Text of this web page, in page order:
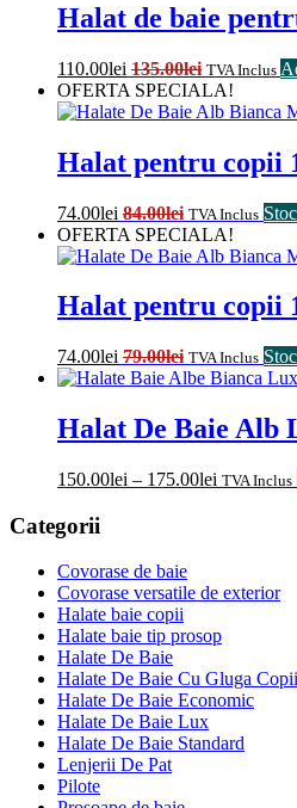
Halat de baie
110.00lei 135.00lei TVA Inclus
OFERTA SPECIALA!
Halat pentru copii
74.00lei 84.00lei TVA Inclus
OFERTA SPECIALA!
Halat pentru copii
74.00lei 79.00lei TVA Inclus
Halat De Baie Alb
150.00lei – 175.00lei TVA Inclus
Categorii
Covorase de baie
Covorase versatile de exterior
Halate baie copii
Halate baie tip prosop
Halate De Baie
Halate De Baie Cu Gluga Copii
Halate De Baie Economic
Halate De Baie Lux
Halate De Baie Standard
Lenjerii De Pat
Pilote